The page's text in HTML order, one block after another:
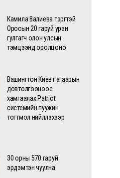
Камила Валиева тэргүүтэй
Оросын 20 гаруй уран
гулгагч олон улсын
тэмцээнд оролцоно
Вашингтон Киевт агаарын
довтолгооноос
хамгаалах Patriot
системийн пуужин
тогтмол нийлүүлэхээр
30 орны 570 гаруй
эрдэмтэн чуулна